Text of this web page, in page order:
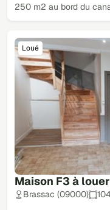
250 m2 au bord du
Maison F3 à louer
Loué
Brassac (09000)